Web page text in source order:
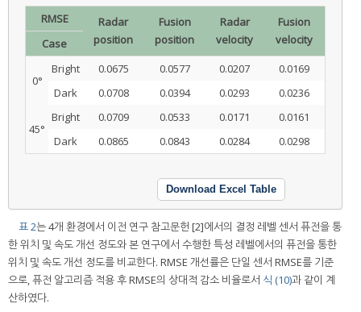
RMSE
Radar
position
Fusion
position
Radar
velocity
Fusion
velocity
Case
0°
Bright 0.0675 0.0577 0.0207
0.0169
Dark
0.0708 0.0394 0.0293 0.0236
45°
Bright 0.0709 0.0533 0.0171
0.0161
Dark
0.0865 0.0843 0.0284 0.0298
Download Excel Table
표 2는 4개 환경에서 이전 연구 참고문헌 [2]에서의 결정 레벨 센서 퓨전을 통
한 위치 및 속도 개선 정도와 본 연구에서 수행한 특성 레벨에서의 퓨전을 통한
위치 및 속도 개선 정도를 비교한다. RMSE 개선률은 단일 센서 RMSE를 기준
으로, 퓨전 알고리즘 적용 후 RMSE의 상대적 감소 비율로서 식 (10)과 같이 계
산하였다.